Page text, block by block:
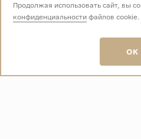
Звоните
пн-вс 10:00
E-mail:
Продолжая использовать сайт, вы
конфиденциальностифайлов cookie.
OK